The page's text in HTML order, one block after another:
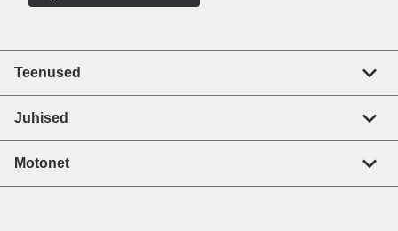
Teenused
Juhised
Motonet